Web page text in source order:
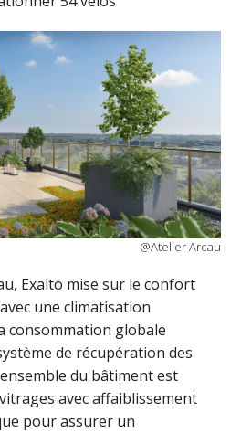
@Atelier Arcau
Exalto mise sur le confort
une climatisation
consommation globale
de récupération des
du bâtiment est
avec affaiblissement
pour assurer un